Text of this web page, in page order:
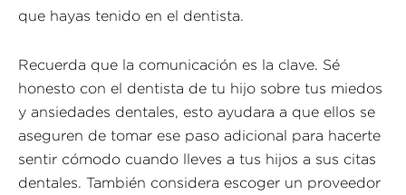
que hayas tenido en el dentista.
Recuerda que la comunicación es la clave. Sé
honesto con el dentista de tu hijo sobre tus miedos
y ansiedades dentales, esto ayudara a que ellos se
aseguren de tomar ese paso adicional para hacerte
sentir cómodo cuando lleves a tus hijos a sus citas
dentales. También considera escoger un proveedor